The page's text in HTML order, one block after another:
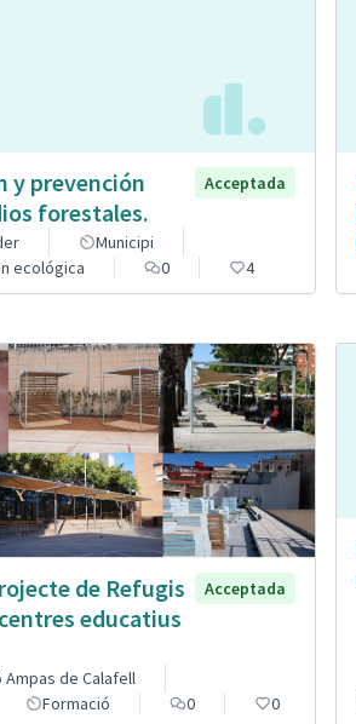
y prevención
forestales.
Acceptada
Municipi
ecológica
0 4
de Refugis
educatius
Acceptada
Ampas de Calafell
Formació 0 0